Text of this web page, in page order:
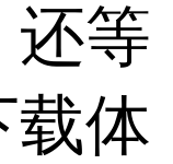
还等
载体